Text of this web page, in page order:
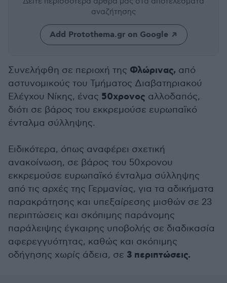
αναζήτησης
Add Protothema.gr on Google
Συνελήφθη σε περιοχή της Φλώρινας, από
αστυνομικούς του Τμήματος Διαβατηριακού
Ελέγχου Νίκης, ένας 50χρονος αλλοδαπός,
διότι σε βάρος του εκκρεμούσε ευρωπαϊκό
ένταλμα σύλληψης.
Ειδικότερα, όπως αναφέρει σχετική
ανακοίνωση, σε βάρος του 50χρονου
εκκρεμούσε ευρωπαϊκό ένταλμα σύλληψης
από τις αρχές της Γερμανίας, για τα αδικήματα
παρακράτησης και υπεξαίρεσης μισθών σε 23
περιπτώσεις και σκόπιμης παράνομης
παράλειψης έγκαιρης υποβολής σε διαδικασία
αφερεγγυότητας, καθώς και σκόπιμης
οδήγησης χωρίς άδεια, σε 3 περιπτώσεις.